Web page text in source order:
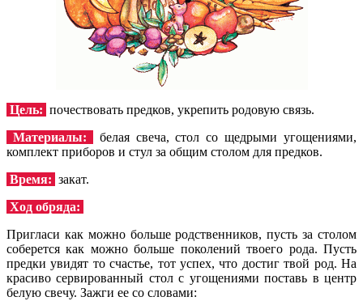
Цель: почествовать предков, укрепить родовую связь.
Материалы:
белая свеча, стол со щедрыми угощениями,
комплект приборов и стул за общим столом для предков.
Время: закат.
Ход обряда:
Пригласи как можно больше родственников, пусть за столом
соберется как можно больше поколений твоего рода. Пусть
предки увидят то счастье, тот успех, что достиг твой род. На
красиво сервированный стол с угощениями поставь в центр
белую свечу. Зажги ее со словами: